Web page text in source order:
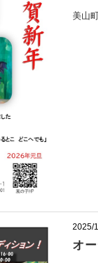
美山
2025/
オ